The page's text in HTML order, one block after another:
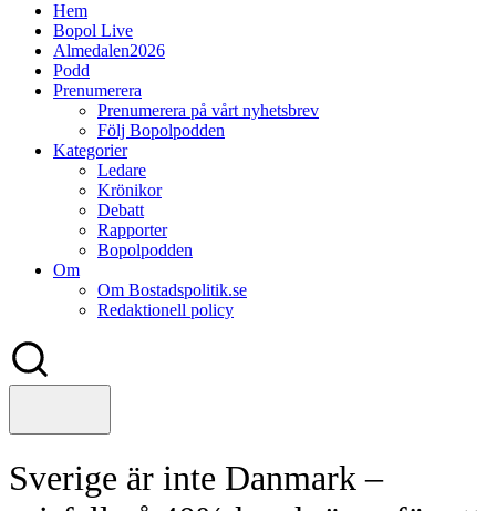
Hem
Bopol Live
Almedalen2026
Podd
Prenumerera
Prenumerera på vårt nyhetsbrev
Följ Bopolpodden
Kategorier
Ledare
Krönikor
Debatt
Rapporter
Bopolpodden
Om
Om Bostadspolitik.se
Redaktionell policy
Sverige är inte Danmark –